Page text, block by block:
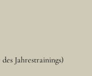
des Jahrestrainings)